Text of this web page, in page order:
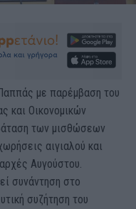
με παρέμβαση του
και Οικονομικών
των μισθώσεων
αιγιαλού και
Αυγούστου.
συνάντηση στο
συζήτηση του